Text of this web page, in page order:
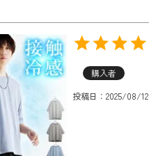
購入者
投稿日
2025/08/12